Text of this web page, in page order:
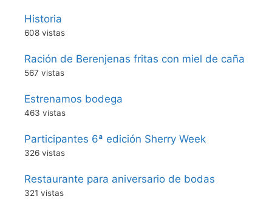
Historia
608 vistas
Ración de Berenjenas fritas con miel de caña
567 vistas
Estrenamos bodega
463 vistas
Participantes 6ª edición Sherry Week
326 vistas
Restaurante para aniversario de bodas
321 vistas